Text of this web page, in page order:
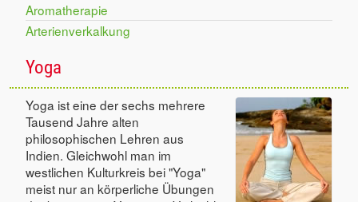
Aromatherapie
Arterienverkalkung
Yoga
Yoga ist eine der sechs mehrere
Tausend Jahre alten
philosophischen Lehren aus
Indien. Gleichwohl man im
westlichen Kulturkreis bei "Yoga"
meist nur an körperliche Übungen